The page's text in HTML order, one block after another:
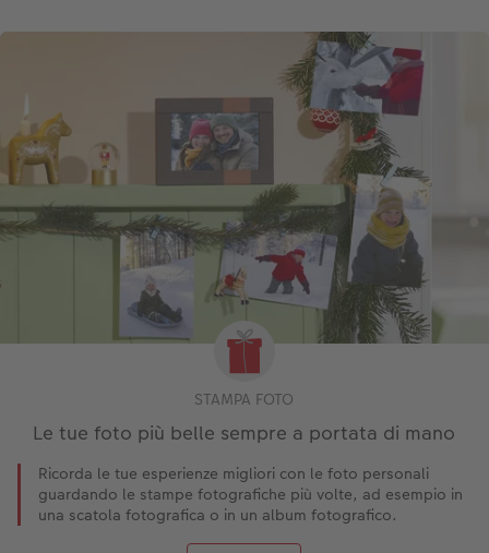
STAMPA FOTO
Le tue foto più belle sempre a portata di mano
Ricorda le tue esperienze migliori con le foto personali
guardando le stampe fotografiche più volte, ad esempio in
una scatola fotografica o in un album fotografico.